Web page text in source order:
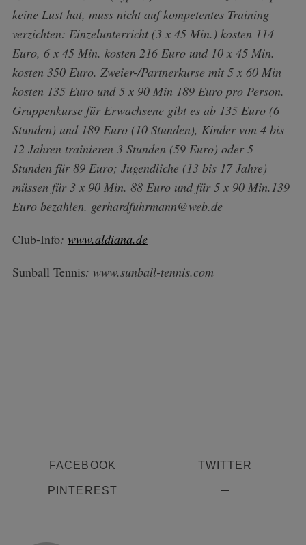
keine Lust hat, muss nicht auf kompetentes Training
verzichten: Einzelunterricht (3 x 45 Min.) kosten 114
Euro, 6 x 45 Min. kosten 216 Euro und 10 x 45 Min.
kosten 350 Euro. Zweier-/Partnerkurse mit 5 x 60 Min
kosten 135 Euro und 5 x 90 Min 189 Euro pro Person.
Gruppenkurse für Erwachsene gibt es ab 135 Euro (6
Stunden) und 189 Euro (10 Stunden), Kinder von 4 bis
12 Jahren trainieren 3 Stunden (59 Euro) oder 5
Stunden für 89 Euro; Jugendliche (13 bis 17 Jahre)
müssen für 3 x 90 Min. 88 Euro und für 5 x 90 Min.139
Euro bezahlen. gerhardfuhrmann@web.de
Club-Info: www.aldiana.de
Sunball Tennis: www.sunball-tennis.com
FACEBOOK TWITTER
PINTEREST